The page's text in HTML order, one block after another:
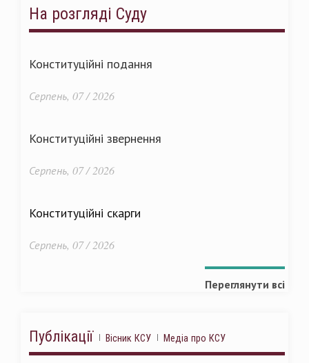
На розгляді Суду
Конституційні подання
Серпень, 07 / 2026
Конституційні звернення
Серпень, 07 / 2026
Конституційні скарги
Серпень, 07 / 2026
Переглянути всі
Публікації Вісник КСУ Медіа про КСУ